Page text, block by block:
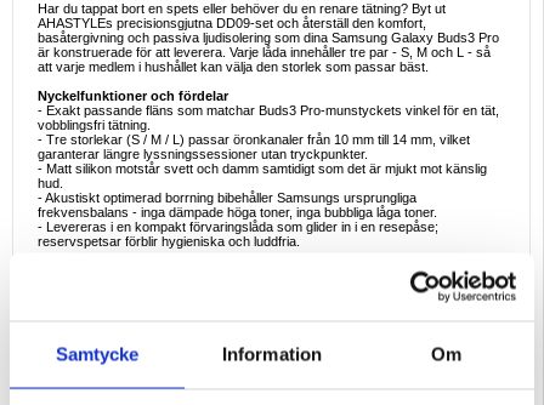
Samtycke Information Om
Har du tappat bort en spets eller behöver du en renare tätning? Byt ut
AHASTYLEs precisionsgjutna DD09-set och återställ den komfort,
basåtergivning och passiva ljudisolering som dina Samsung Galaxy Buds3 Pro
är konstruerade för att leverera. Varje låda innehåller tre par - S, M och L - så
att varje medlem i hushållet kan välja den storlek som passar bäst.
Nyckelfunktioner och fördelar
- Exakt passande fläns som matchar Buds3 Pro-munstyckets vinkel för en tät,
vobblingsfri tätning.
- Tre storlekar (S / M / L) passar öronkanaler från 10 mm till 14 mm, vilket
garanterar längre lyssningssessioner utan tryckpunkter.
- Matt silikon motstår svett och damm samtidigt som det är mjukt mot känslig
hud.
- Akustiskt optimerad borrning bibehåller Samsungs ursprungliga
frekvensbalans - inga dämpade höga toner, inga bubbliga låga toner.
- Levereras i en kompakt förvaringslåda som glider in i en resepåse;
reservspetsar förblir hygieniska och luddfria.
- Kompatibilitet: Samsung Samsung Galaxy Buds3 Pro (2025 release)
- Byt till den minsta storleken före en lång flygning - minskat tryck i öronkanalen
- Behåll det medelstora paret installerat för daglig pendling; reservuppsättningar